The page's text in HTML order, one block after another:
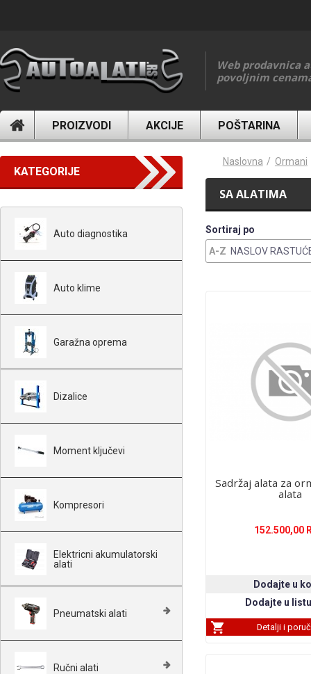
Web prodavnica
povoljnim
PROIZVODI AKCIJE POŠTARINA
KATEGORIJE
Auto diagnostika
Auto klime
Garažna oprema
Dizalice
Moment ključevi
Kompresori
Elektricni akumulatorski
alati
Pneumatski alati
Ručni alati
You are here
Naslovna Ormani
SA ALATIMA
Sortiraj po
NASLOV
Sadržaj alata za
alata
152.500,00
Detalji i